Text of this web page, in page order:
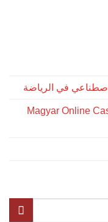
Magyar Online